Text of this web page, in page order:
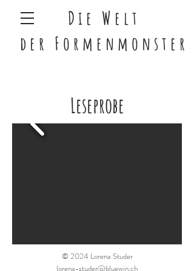
Die Welt
der Formenmonster
Leseprobe
© 2024 Lorena Studer
lorena-studer@bluewin.ch